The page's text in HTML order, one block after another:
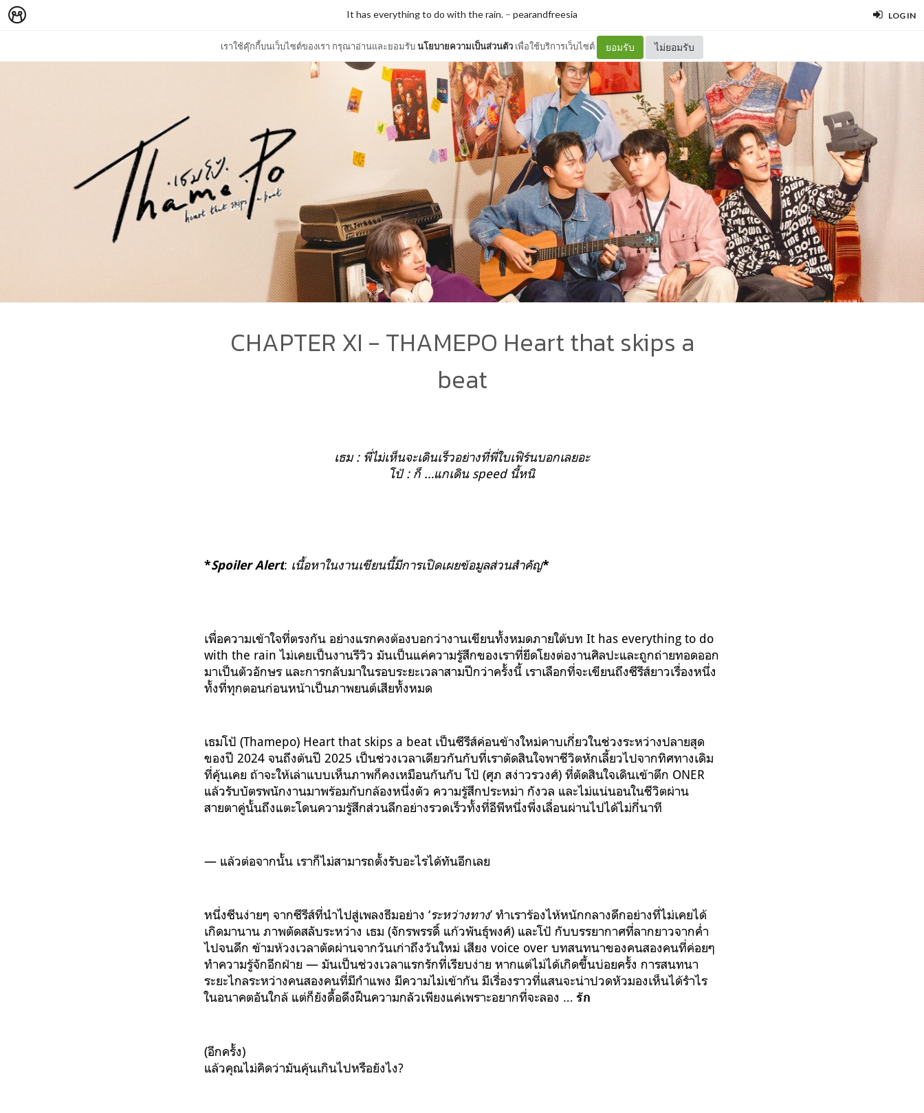
LOG IN
เราใช้คุ๊กกี้บนเว็บไซต์ของเรา กรุณาอ่านและยอมรับนโยบายความเป็นส่วนตัว เพื่อใช้บริการเว็บไซต์ ยอมรับ ไม่ยอมรับ
It has everything to do with the rain. – pearandfreesia
CHAPTER XI - THAMEPO Heart that skips a
beat
เธม : พี่ไม่เห็นจะเดินเร็วอย่างที่พี่ใบเฟิร์นบอกเลยอะ
โป้ : ก็ …แกเดิน speed นี้หนิ
*Spoiler Alert: เนื้อหาในงานเขียนนี้มีการเปิดเผยข้อมูลส่วนสำคัญ*
เพื่อความเข้าใจที่ตรงกัน อย่างแรกคงต้องบอกว่างานเขียนทั้งหมดภายใต้บท It has everything to do
with the rain ไม่เคยเป็นงานรีวิว มันเป็นแค่ความรู้สึกของเราที่ยึดโยงต่องานศิลปะและถูกถ่ายทอดออก
มาเป็นตัวอักษร และการกลับมาในรอบระยะเวลาสามปีกว่าครั้งนี้ เราเลือกที่จะเขียนถึงซีรีส์ยาวเรื่องหนึ่ง
ทั้งที่ทุกตอนก่อนหน้าเป็นภาพยนต์เสียทั้งหมด
เธมโป้ (Thamepo) Heart that skips a beat เป็นซีรีส์ค่อนข้างใหม่คาบเกี่ยวในช่วงระหว่างปลายสุด
ของปี 2024 จนถึงต้นปี 2025 เป็นช่วงเวลาเดียวกันกับที่เราตัดสินใจพาชีวิตหักเลี้ยวไปจากทิศทางเดิม
ที่คุ้นเคย ถ้าจะให้เล่าแบบเห็นภาพก็คงเหมือนกันกับ โป้ (ศุภ สง่าวรวงศ์) ที่ตัดสินใจเดินเข้าตึก ONER
แล้วรับบัตรพนักงานมาพร้อมกับกล้องหนึ่งตัว ความรู้สึกประหม่า กังวล และไม่แน่นอนในชีวิตผ่าน
สายตาคู่นั้นถึงแตะโดนความรู้สึกส่วนลึกอย่างรวดเร็วทั้งที่อีพีหนึ่งพึ่งเลื่อนผ่านไปได้ไม่กี่นาที
— แล้วต่อจากนั้น เราก็ไม่สามารถตั้งรับอะไรได้ทันอีกเลย
หนึ่งซีนง่ายๆ จากซีรีส์ที่นำไปสู่เพลงธีมอย่าง ‘ระหว่างทาง’ ทำเราร้องไห้หนักกลางดึกอย่างที่ไม่เคยได้
เกิดมานาน ภาพตัดสลับระหว่าง เธม (จักรพรรดิ์ แก้วพันธุ์พงศ์) และโป้ กับบรรยากาศที่ลากยาวจากค่ำ
ไปจนดึก ข้ามห้วงเวลาตัดผ่านจากวันเก่าถึงวันใหม่ เสียง voice over บทสนทนาของคนสองคนที่ค่อยๆ
ทำความรู้จักอีกฝ่าย — มันเป็นช่วงเวลาแรกรักที่เรียบง่าย หากแต่ไม่ได้เกิดขึ้นบ่อยครั้ง การสนทนา
ระยะไกลระหว่างคนสองคนที่มีกำแพง มีความไม่เข้ากัน มีเรื่องราวที่แสนจะน่าปวดหัวมองเห็นได้รำไร
ในอนาคตอันใกล้ แต่ก็ยังดื้อดึงฝืนความกลัวเพียงแค่เพราะอยากที่จะลอง … รัก
(อีกครั้ง)
แล้วคุณไม่คิดว่ามันคุ้นเกินไปหรือยังไง?